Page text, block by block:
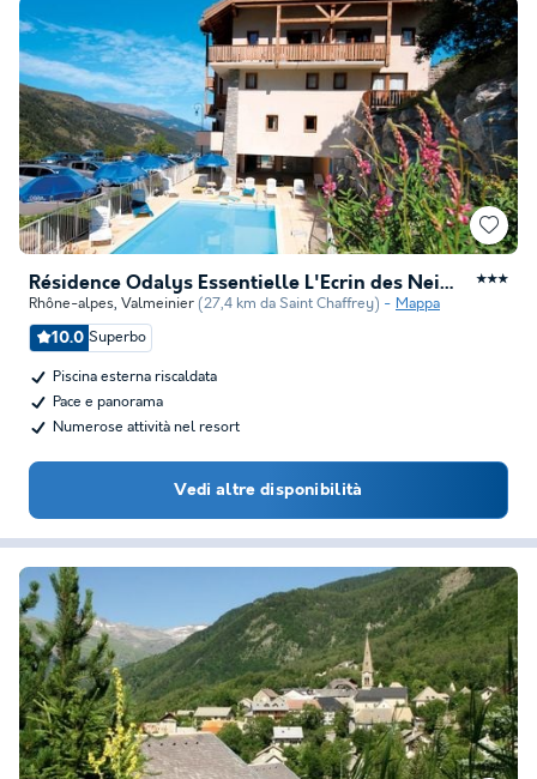
Résidence Odalys Essentielle L'Ecrin des Neiges ★★★
Rhône-alpes, Valmeinier (27,4 km da Saint Chaffrey) Mappa
10.0 Superbo
Piscina esterna riscaldata
Pace e panorama
Numerose attività nel resort
Vedi altre disponibilità